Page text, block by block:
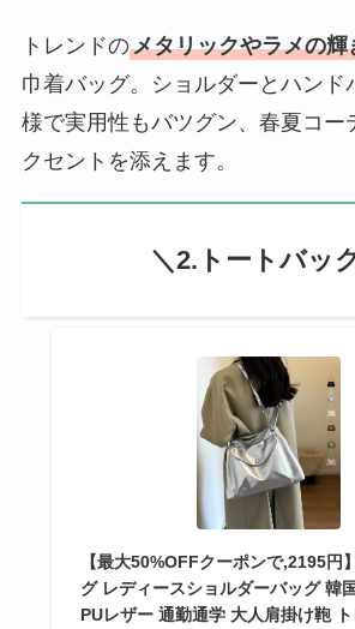
トレンドのメタリックやラメの輝
巾着バッグ。ショルダーとハンド
様で実用性もバツグン、春夏コー
クセントを添えます。
＼2.トートバッ
【最大50%OFFクーポンで,2195円
グ レディースショルダーバッグ 韓
PUレザー 通勤通学 大人肩掛け鞄